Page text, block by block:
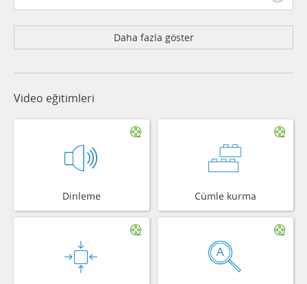
Daha fazla göster
Video eğitimleri
Dinleme Cümle kurma